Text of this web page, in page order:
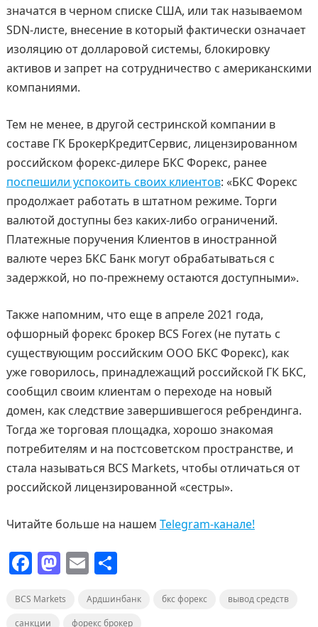
значатся в черном списке США, или так называемом
SDN-листе, внесение в который фактически означает
изоляцию от долларовой системы, блокировку
активов и запрет на сотрудничество с американскими
компаниями.
Тем не менее, в другой сестринской компании в
составе ГК БрокерКредитСервис, лицензированном
российском форекс-дилере БКС Форекс, ранее
поспешили успокоить своих клиентов: «БКС Форекс
продолжает работать в штатном режиме. Торги
валютой доступны без каких-либо ограничений.
Платежные поручения Клиентов в иностранной
валюте через БКС Банк могут обрабатываться с
задержкой, но по-прежнему остаются доступными».
Также напомним, что еще в апреле 2021 года,
офшорный форекс брокер BCS Forex (не путать с
существующим российским ООО БКС Форекс), как
уже говорилось, принадлежащий российской ГК БКС,
сообщил своим клиентам о переходе на новый
домен, как следствие завершившегося ребрендинга.
Тогда же торговая площадка, хорошо знакомая
потребителям и на постсоветском пространстве, и
стала называться BCS Markets, чтобы отличаться от
российской лицензированной «сестры».
Читайте больше на нашем Telegram-канале!
F
c
M
st
E
ai
О
п
BCS Markets Ардшинбанк бкс форекс
вывод средств
санкции
форекс брокер